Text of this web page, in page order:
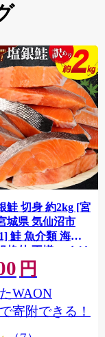
鮭 切身 約2kg [宮
城県 気仙沼市
鮭 魚介類 海鮮
格外 不揃い さけ
身 シャケ 切り身
用 おかず 弁当 支
ン 銀鮭切り身 魚
円
WAON
寄附できる！